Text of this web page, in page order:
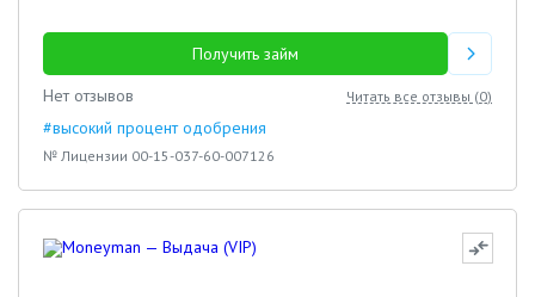
Получить займ
Нет отзывов
Читать все отзывы (0)
#высокий процент одобрения
№ Лицензии 00-15-037-60-007126